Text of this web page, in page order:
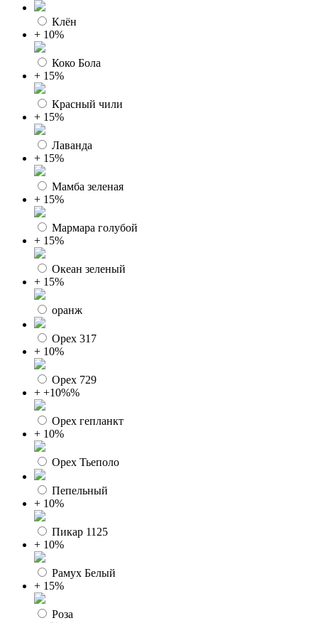
Клён
+ 10%
Коко Бола
+ 15%
Красный чили
+ 15%
Лаванда
+ 15%
Мамба зеленая
+ 15%
Мармара голубой
+ 15%
Океан зеленый
+ 15%
оранж
Орех 317
+ 10%
Орех 729
+ +10%%
Орех гепланкт
+ 10%
Орех Тьеполо
Пепельный
+ 10%
Пикар 1125
+ 10%
Рамух Белый
+ 15%
Роза